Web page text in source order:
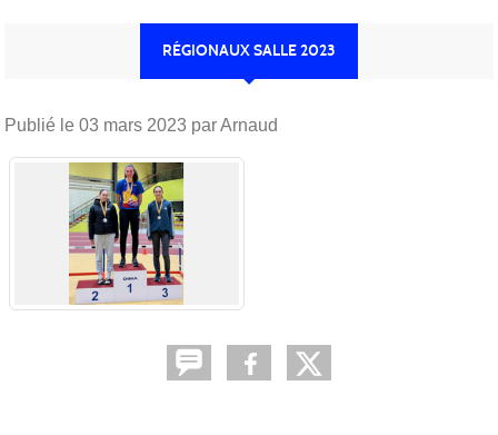
RÉGIONAUX SALLE 2023
Publié le 03 mars 2023 par Arnaud